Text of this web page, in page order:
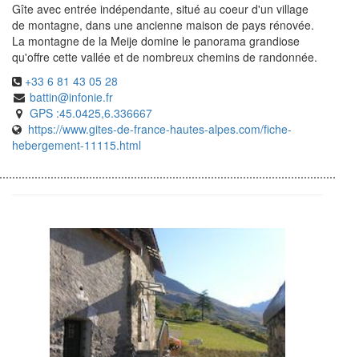
Gîte avec entrée indépendante, situé au coeur d'un village
de montagne, dans une ancienne maison de pays rénovée.
La montagne de la Meije domine le panorama grandiose
qu'offre cette vallée et de nombreux chemins de randonnée.
+33 6 81 43 05 28
battin@infonie.fr
GPS :45.0425,6.336667
https://www.gites-de-france-hautes-alpes.com/fiche-
hebergement-11115.html